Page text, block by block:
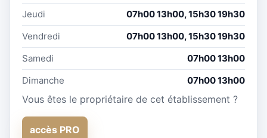
Jeudi
07h00 13h00, 15h30 19h30
Vendredi
07h00 13h00, 15h30 19h30
Samedi
07h00 13h00
Dimanche
07h00 13h00
Vous êtes le propriétaire de cet établissement ?
accès PRO